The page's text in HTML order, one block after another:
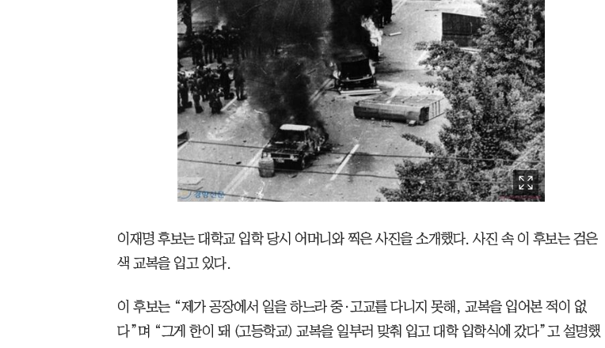
이재명 후보는 대학교 입학 당시 어머니와 찍은 사진을 소개했다. 사진 속 이 후보는 검은
색 교복을 입고 있다.
이 후보는 “제가 공장에서 일을 하느라 중·고교를 다니지 못해, 교복을 입어본 적이 없
다”며 “그게 한이 돼 (고등학교) 교복을 일부러 맞춰 입고 대학 입학식에 갔다”고 설명했